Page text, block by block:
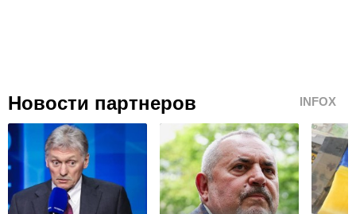
Новости партнеров INFOX